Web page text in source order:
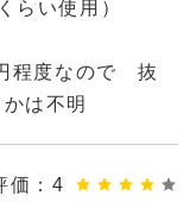
らい使用）
程度なので 抜
は不明
価： 4